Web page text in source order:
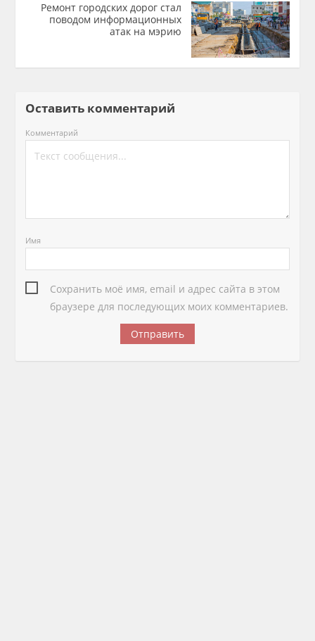
Ремонт городских дорог стал
поводом информационных
атак на мэрию
Оставить комментарий
Комментарий
Имя
Сохранить моё имя, email и адрес сайта в этом
браузере для последующих моих комментариев.